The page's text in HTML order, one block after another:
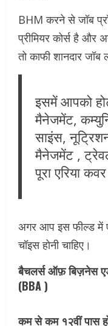
BHM करने से जॉब
प्रीमियर कोर्स है
तो काफी शानदार
इसमें आपको
मैनेजमेंट,
साइंस,
मैनेजमेंट ,
पूरा एरिया
अगर आप इस फील्ड में
चॉइस होनी चाहिए।
बैचलर्स ऑफ़ बिज़नेस
(BBA )
कम से कम १२वीं पास